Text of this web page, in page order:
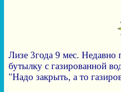
Лизе 3года 9 мес. Недавно
бутылку с газированной
"Надо закрыть, а то